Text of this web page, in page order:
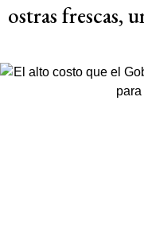
ostras frescas,